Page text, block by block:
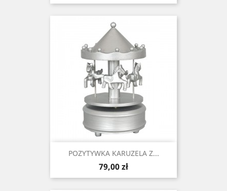
POZYTYWKA KARUZELA Z...
Cena
79,00 zł